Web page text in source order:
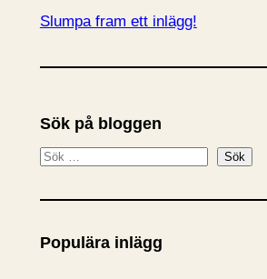
Slumpa fram ett inlägg!
Sök på bloggen
S
k
Sök
Populära inlägg